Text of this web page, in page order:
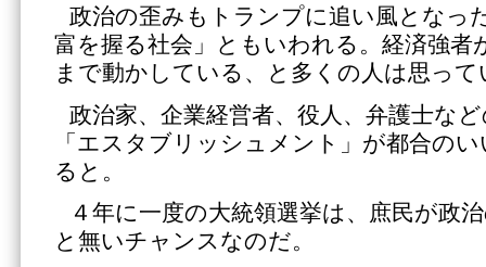
政治の歪みもトランプに追い風となっ
富を握る社会」ともいわれる。経済強者
まで動かしている、と多くの人は思って
政治家、企業経営者、役人、弁護士な
「エスタブリッシュメント」が都合の
ると。
４年に一度の大統領選挙は、庶民が政
と無いチャンスなのだ。